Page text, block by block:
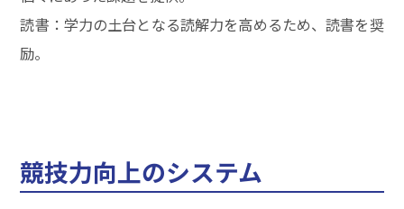
読書：学力の土台となる読解力を高めるため、読書を奨
励。
競技力向上のシステム